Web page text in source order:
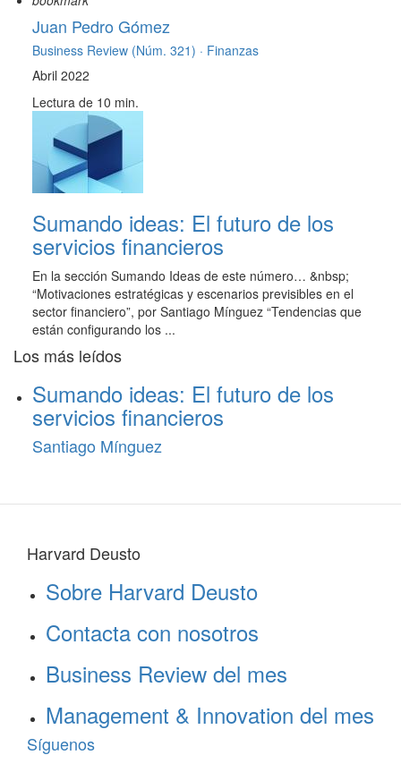
Juan Pedro Gómez
Business Review (Núm. 321) · Finanzas
Abril 2022
Lectura de 10 min.
Sumando ideas: El futuro de los
servicios financieros
En la sección Sumando Ideas de este número… &nbsp;
“Motivaciones estratégicas y escenarios previsibles en el
sector financiero”, por Santiago Mínguez “Tendencias que
están configurando los ...
Los más leídos
Sumando ideas: El futuro de los
servicios financieros
Santiago Mínguez
Harvard Deusto
Sobre Harvard Deusto
Contacta con nosotros
Business Review del mes
Management & Innovation del mes
Síguenos